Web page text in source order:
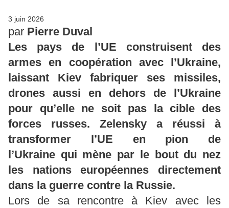
3 juin 2026
par Pierre Duval
Les pays de l’UE construisent des
armes en coopération avec l’Ukraine,
laissant Kiev fabriquer ses missiles,
drones aussi en dehors de l’Ukraine
pour qu’elle ne soit pas la cible des
forces russes. Zelensky a réussi à
transformer l’UE en pion de
l’Ukraine qui mène par le bout du nez
les nations européennes directement
dans la guerre contre la Russie.
Lors de sa rencontre à Kiev avec les